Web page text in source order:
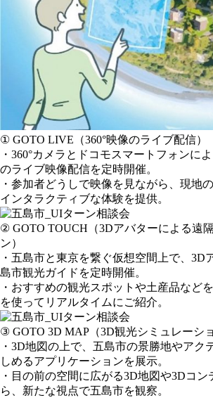
① GOTO LIVE（360°映像のライブ配信）
・360°カメラとドコモスマートフォンに
のライブ映像配信を定時開催。
・参加者どうしで映像を見ながら、現地
インタラクティブな体験を提供。
② GOTO TOUCH（3Dアバターによる遠
ン）
・五島市と東京を繋ぐ仮想空間上で、3D
島市観光ガイドを定時開催。
・おすすめの観光スポットや土産品など
を使ってリアルタイムにご紹介。
③ GOTO 3D MAP（3D観光シミュレーショ
・3D地図の上で、五島市の景勝地やアク
しめるアプリケーションを展示。
・目の前の空間に広がる3D地図や3Dコ
ら、新たな視点で五島市を観察。